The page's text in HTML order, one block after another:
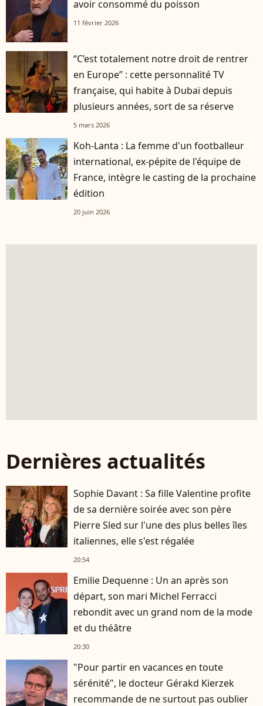
avoir consommé du poisson
11 février 2026
“C’est totalement notre droit de rentrer
en Europe” : cette personnalité TV
française, qui habite à Dubaï depuis
plusieurs années, sort de sa réserve
5 mars 2026
Koh-Lanta : La femme d'un footballeur
international, ex-pépite de l'équipe de
France, intègre le casting de la prochaine
édition
20 juin 2026
Dernières actualités
Sophie Davant : Sa fille Valentine profite
de sa dernière soirée avec son père
Pierre Sled sur l'une des plus belles îles
italiennes, elle s'est régalée
20:54
Emilie Dequenne : Un an après son
départ, son mari Michel Ferracci
rebondit avec un grand nom de la mode
et du théâtre
20:30
"Pour partir en vacances en toute
sérénité", le docteur Gérakd Kierzek
recommande de ne surtout pas oublier